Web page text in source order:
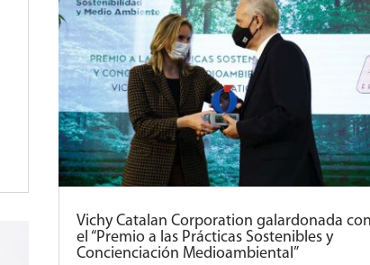
Vichy Catalan Corporation galardonada
el “Premio a las Prácticas Sostenibles y
Concienciación Medioambiental”